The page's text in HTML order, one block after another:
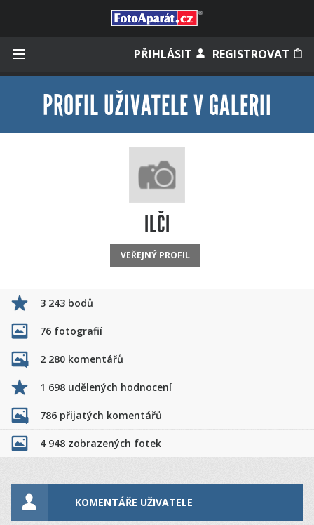
PŘIHLÁSIT REGISTROVAT
Zapomněli jste heslo?
Měli jste účet na starém webu?
PROFIL UŽIVATELE V GALERII
ILČI
VEŘEJNÝ PROFIL
3 243 bodů
76 fotografií
2 280 komentářů
1 698 udělených hodnocení
786 přijatých komentářů
4 948 zobrazených fotek
KOMENTÁŘE UŽIVATELE